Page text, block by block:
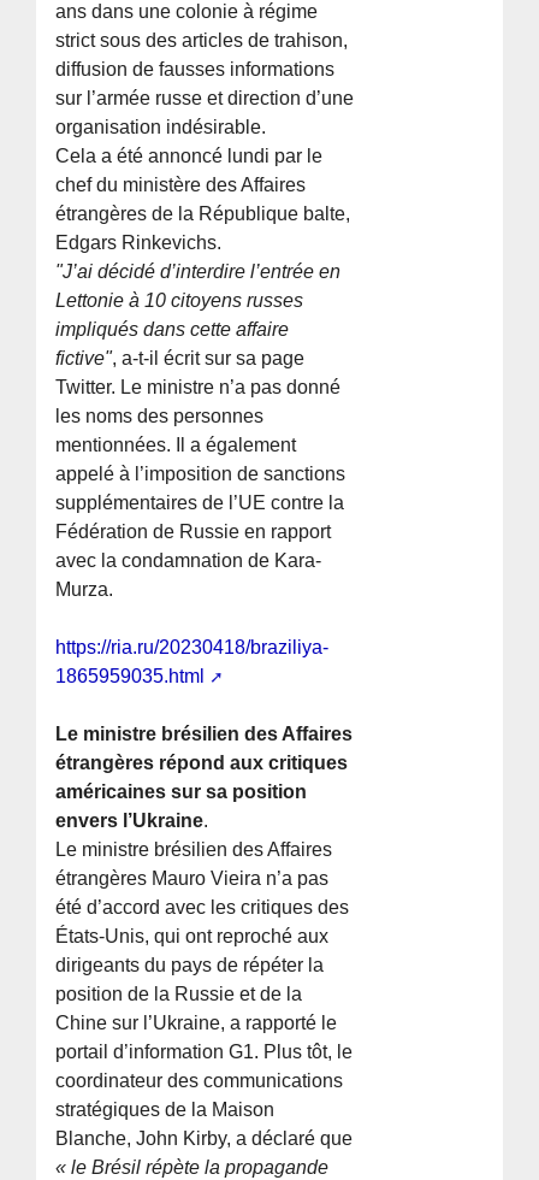
ans dans une colonie à régime
strict sous des articles de trahison,
diffusion de fausses informations
sur l’armée russe et direction d’une
organisation indésirable.
Cela a été annoncé lundi par le
chef du ministère des Affaires
étrangères de la République balte,
Edgars Rinkevichs.
"J’ai décidé d’interdire l’entrée en
Lettonie à 10 citoyens russes
impliqués dans cette affaire
fictive", a-t-il écrit sur sa page
Twitter. Le ministre n’a pas donné
les noms des personnes
mentionnées. Il a également
appelé à l’imposition de sanctions
supplémentaires de l’UE contre la
Fédération de Russie en rapport
avec la condamnation de Kara-
Murza.
https://ria.ru/20230418/braziliya-
1865959035.html
Le ministre brésilien des Affaires
étrangères répond aux critiques
américaines sur sa position
envers l’Ukraine.
Le ministre brésilien des Affaires
étrangères Mauro Vieira n’a pas
été d’accord avec les critiques des
États-Unis, qui ont reproché aux
dirigeants du pays de répéter la
position de la Russie et de la
Chine sur l’Ukraine, a rapporté le
portail d’information G1. Plus tôt, le
coordinateur des communications
stratégiques de la Maison
Blanche, John Kirby, a déclaré que
« le Brésil répète la propagande